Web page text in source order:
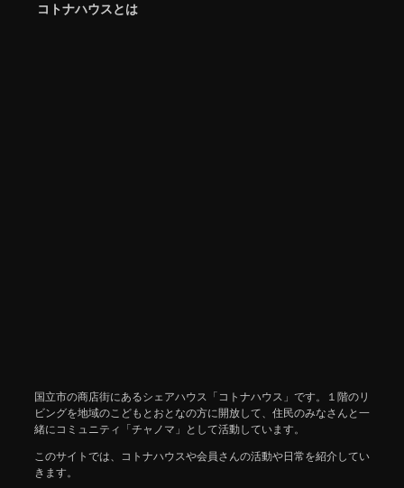
コトナハウスとは
国立市の商店街にあるシェアハウス「コトナハウス」です。１階のリ
ビングを地域のこどもとおとなの方に開放して、住民のみなさんと一
緒にコミュニティ「チャノマ」として活動しています。
このサイトでは、コトナハウスや会員さんの活動や日常を紹介してい
きます。